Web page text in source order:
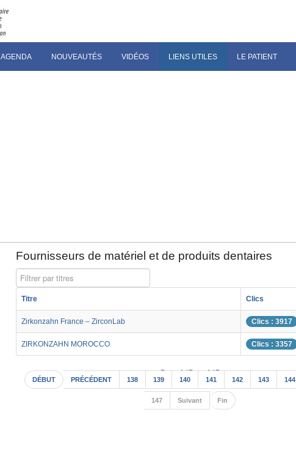
AGENDA NOUVEAUTÉS VIDÉOS LIENS UTILES LE PATIENT
Fournisseurs de matériel et de produits dentaires
Filtrer par titres
Titre Clics
Zirkonzahn France – ZirconLab Clics : 3917
ZIRKONZAHN MOROCCO Clics : 3357
Page 147 sur 147
DÉBUT PRÉCÉDENT 138 139 140 141 142 143 144
147 Suivant Fin